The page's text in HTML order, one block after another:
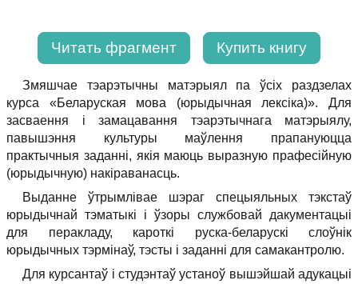
Читать фрагмент Купить книгу
Змяшчае тэарэтычны матэрыял па ўсіх раздзелах
курса «Беларуская мова (юрыдычная лексіка)». Для
засваення і замацавання тэарэтычнага матэрыялу,
павышэння культуры маўлення прапануюцца
практычныя заданні, якія маюць выразную прафесійную
(юрыдычную) накіраванасць.
Выданне ўтрымлівае шэраг спецыяльных тэкстаў
юрыдычнай тэматыкі і ўзоры службовай дакументацыі
для перакладу, кароткі руска-беларускі слоўнік
юрыдычных тэрмінаў, тэсты і заданні для самакантролю.
Для курсантаў і студэнтаў устаноў вышэйшай адукацыі